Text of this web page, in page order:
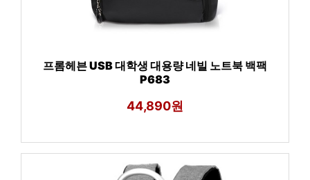
프롬헤븐 USB 대학생 대용량 네빌 노트북 백팩
P683
44,890원